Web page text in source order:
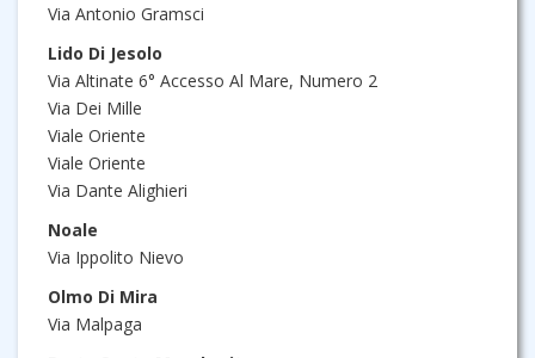
Via Antonio Gramsci
Lido Di Jesolo
Via Altinate 6° Accesso Al Mare, Numero 2
Via Dei Mille
Viale Oriente
Viale Oriente
Via Dante Alighieri
Noale
Via Ippolito Nievo
Olmo Di Mira
Via Malpaga